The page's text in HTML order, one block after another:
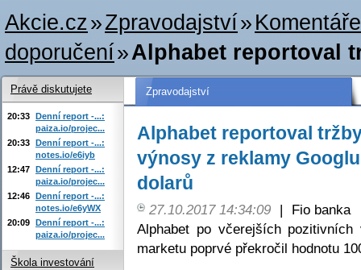
Akcie.cz»Zpravodajství»
doporučení»Alphabet reportoval
Zpravodajství
Alphabet reportoval
výnosy z reklamy
dolarů
27.10.2017 14:34:09 |
Fio banka
Alphabet po včerejších
marketu poprvé překročil hodnotu
Právě diskutujete
20:33 Denní report -...:
paiza.io/projec...
20:33 Denní report -...:
notes.io/e6iyb
12:47 Denní report -...:
paiza.io/projec...
12:46 Denní report -...:
notes.io/e6yWX
20:09 Denní report -...:
paiza.io/projec...
Škola investování